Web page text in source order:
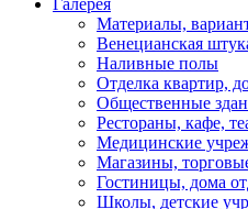
Галерея
Материалы,
Венецианская
Наливные полы
Отделка квартир,
Общественные
Рестораны, кафе,
Медицинские
Магазины,
Гостиницы, дома
Школы, детские